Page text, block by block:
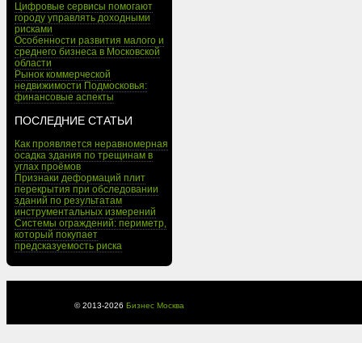
Цифровые сервисы помогают
городу управлять доходными
рисками
Особенности развития малого и
среднего бизнеса в Московской
области
Рынок коммерческой
недвижимости Подмосковья:
финансовые аспекты
ПОСЛЕДНИЕ СТАТЬИ
Как проявляется неравномерная
осадка здания по трещинам в
углах проёмов
Признаки деформаций плит
перекрытия при обследовании
зданий по результатам
инструментальных измерений
Системы ограждений: периметр,
который покупает
предсказуемость риска
© 2013-2026 Бизнес Москва